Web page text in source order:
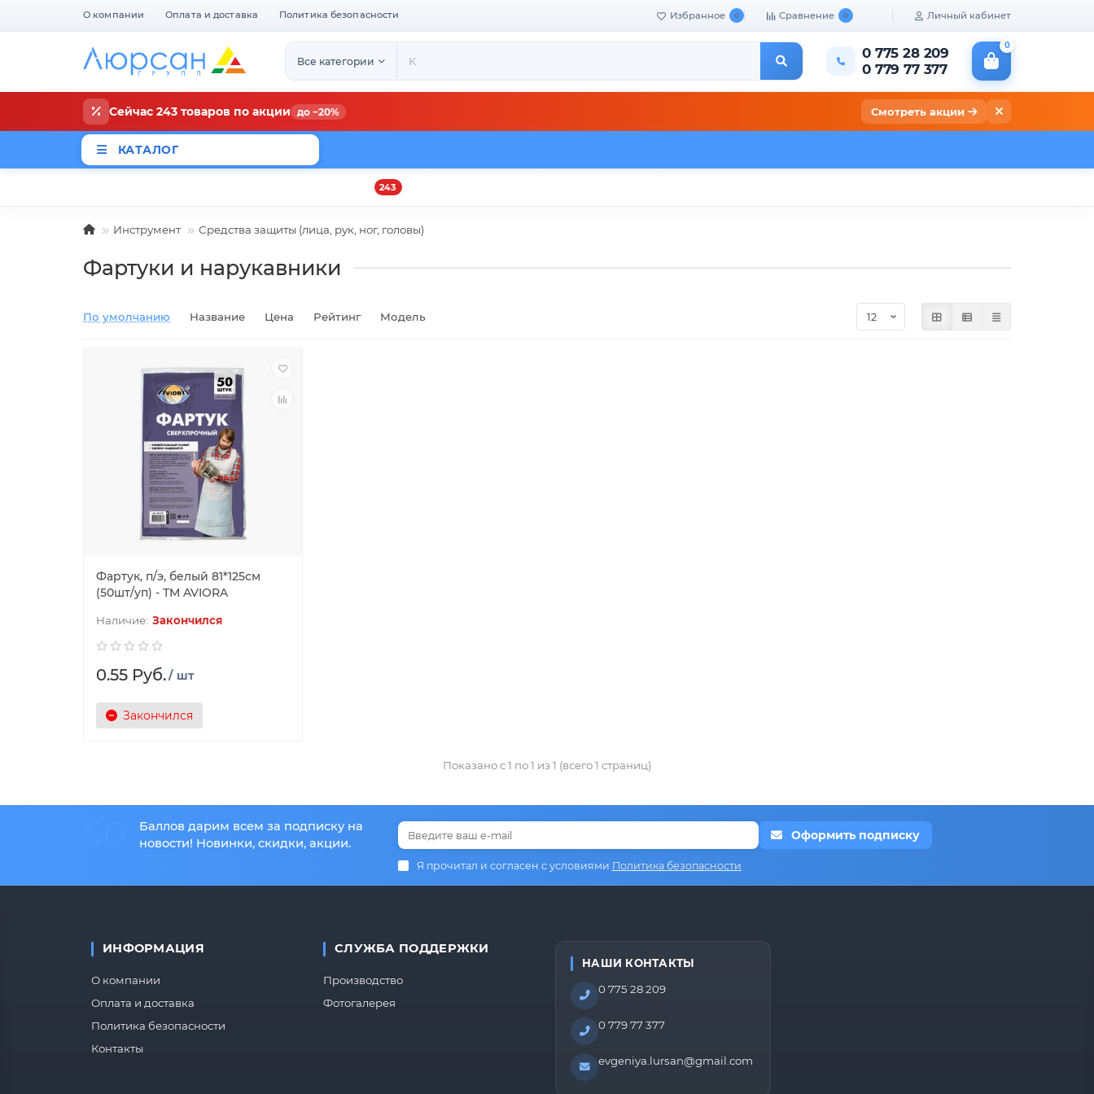
О компании Оплата и доставка Политика безопасности Избранное 0 Сравнение 0 Личный кабинет
Все категории
0 775 28 209
0 779 77 377
0
Сейчас 243 товаров по акции до −20% Смотреть акции
КАТАЛОГ
243
Инструмент Средства защиты (лица, рук, ног, головы)
Фартуки и нарукавники
По умолчанию Название Цена Рейтинг Модель
Фартук, п/э, белый 81*125см
(50шт/уп) - ТМ AVIORA
Закончился
0.55 Руб./ шт
Закончился
Показано с 1 по 1 из 1 (всего 1 страниц)
Баллов дарим всем за подписку на
новости! Новинки, скидки, акции.
Оформить подписку
Я прочитал и согласен с условиями Политика безопасности
ИНФОРМАЦИЯ
О компании
Оплата и доставка
Политика безопасности
Контакты
СЛУЖБА ПОДДЕРЖКИ
Производство
Фотогалерея
НАШИ КОНТАКТЫ
0 775 28 209
0 779 77 377
evgeniya.lursan@gmail.com